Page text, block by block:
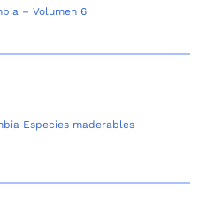
– Volumen 6
Especies maderables